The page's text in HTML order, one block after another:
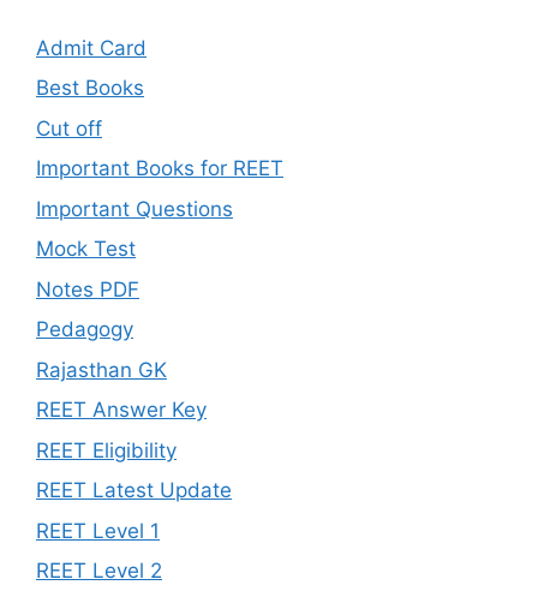
Admit Card
Best Books
Cut off
Important Books for REET
Important Questions
Mock Test
Notes PDF
Pedagogy
Rajasthan GK
REET Answer Key
REET Eligibility
REET Latest Update
REET Level 1
REET Level 2